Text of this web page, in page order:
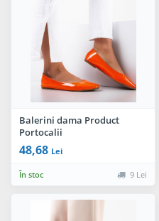
Balerini dama Product
Portocalii
48,68 Lei
În stoc 9 Lei